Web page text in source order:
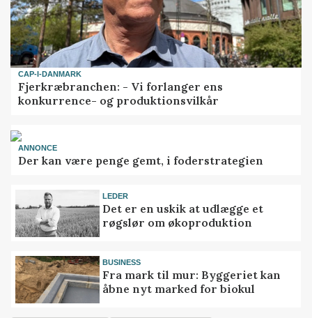
CAP-I-DANMARK
Fjerkræbranchen: - Vi forlanger ens
konkurrence- og produktionsvilkår
ANNONCE
Der kan være penge gemt, i foderstrategien
LEDER
Det er en uskik at udlægge et
røgslør om økoproduktion
BUSINESS
Fra mark til mur: Byggeriet kan
åbne nyt marked for biokul